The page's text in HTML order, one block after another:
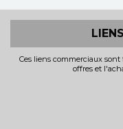
Ces liens commerciaux
offres et